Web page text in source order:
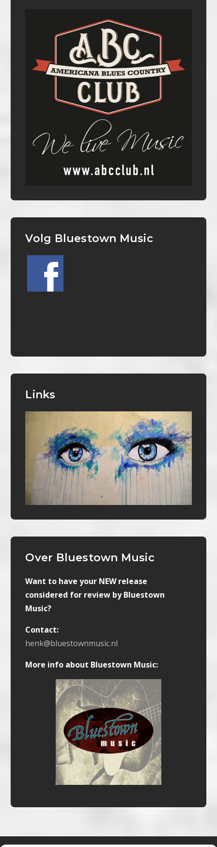
Volg Bluestown Music
Links
Over Bluestown Music
Want to have your NEW release
considered for review by Bluestown
Music?
Contact:
henk@bluestownmusic.nl
More info about Bluestown Music: